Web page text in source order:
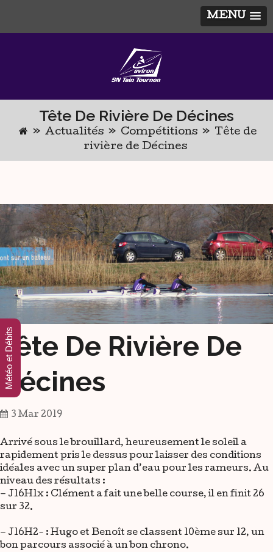
MENU
Tête De Rivière De Décines
» Actualités » Compétitions » Tête de
rivière de Décines
Tête De Rivière De
Décines
3 Mar 2019
Arrivé sous le brouillard, heureusement le soleil a
rapidement pris le dessus pour laisser des conditions
idéales avec un super plan d’eau pour les rameurs. Au
niveau des résultats :
– J16H1x : Clément a fait une belle course, il en finit 26
sur 32.
– J16H2- : Hugo et Benoît se classent 10ème sur 12, un
bon parcours associé à un bon chrono.
Météo et Débits